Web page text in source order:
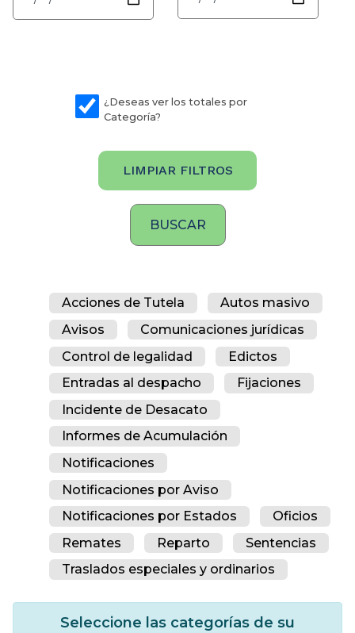
¿Deseas ver los totales por
Categoría?
LIMPIAR FILTROS
Acciones de Tutela
Autos masivo
Avisos
Comunicaciones jurídicas
Control de legalidad
Edictos
Entradas al despacho
Fijaciones
Incidente de Desacato
Informes de Acumulación
Notificaciones
Notificaciones por Aviso
Notificaciones por Estados
Oficios
Remates
Reparto
Sentencias
Traslados especiales y ordinarios
Seleccione las categorías de su